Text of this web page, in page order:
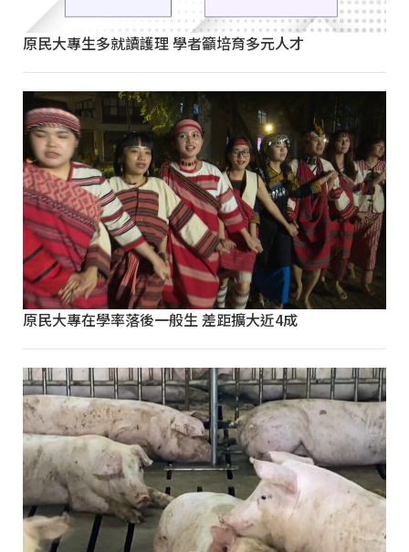
原民大專生多就讀護理 學者籲培育多元人才
原民大專在學率落後一般生 差距擴大近4成